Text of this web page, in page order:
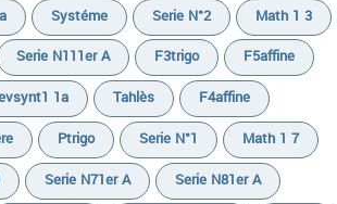
Systéme Serie N°2
Math 1 3
Serie N111er A F3trigo
F5affine
1a
Tahlès
F4affine
Ptrigo Serie N°1
Math 1 7
Serie N71er A
Serie N81er A